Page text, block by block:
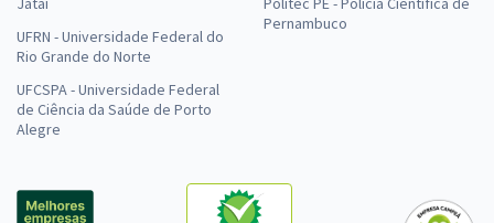
UFRN - Universidade Federal do
Rio Grande do Norte
UFCSPA - Universidade Federal
de Ciência da Saúde de Porto
Alegre
Pernambuco